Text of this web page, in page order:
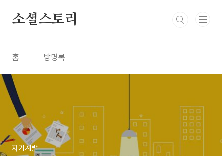
소셜스토리
홈 방명록
자기계발